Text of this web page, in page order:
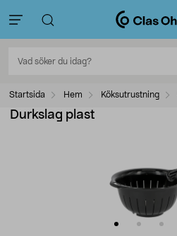
Startsida Hem Köksutrustning
Durkslag plast